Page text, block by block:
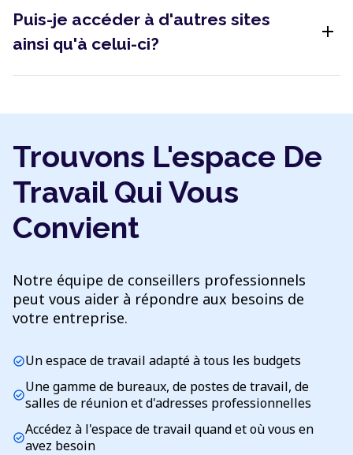
Puis-je accéder à d'autres sites
ainsi qu'à celui-ci?
add
Trouvons L'espace De
Travail Qui Vous
Convient
Notre équipe de conseillers professionnels
peut vous aider à répondre aux besoins de
votre entreprise.
check_circleUn espace de travail adapté à tous les budgets
check_circleUne gamme de bureaux, de postes de travail, de
salles de réunion et d'adresses professionnelles
check_circleAccédez à l'espace de travail quand et où vous en
avez besoin